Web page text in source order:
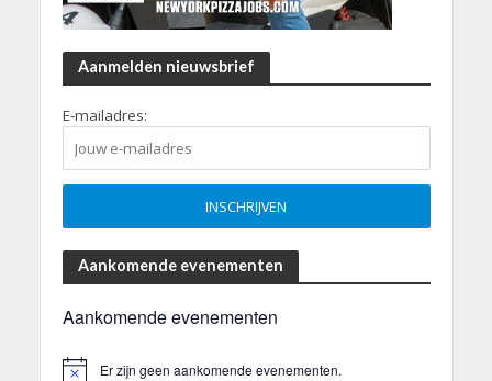
Aanmelden nieuwsbrief
E-mailadres:
Aankomende evenementen
Aankomende evenementen
Er zijn geen aankomende evenementen.